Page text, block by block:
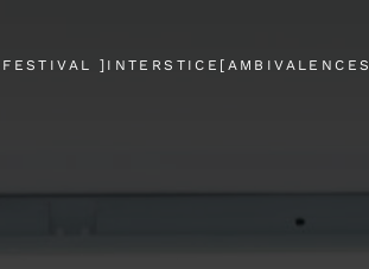
FESTIVAL ]INTERSTICE[ AMBIVALENCES